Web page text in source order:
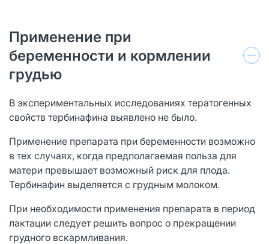
Применение при
беременности и кормлении
грудью
В экспериментальных исследованиях тератогенных
свойств тербинафина выявлено не было.
Применение препарата при беременности возможно
в тех случаях, когда предполагаемая польза для
матери превышает возможный риск для плода.
Тербинафин выделяется с грудным молоком.
При необходимости применения пре­парата в период
лактации следует решить вопрос о прекращении
грудного вскармлива­ния.